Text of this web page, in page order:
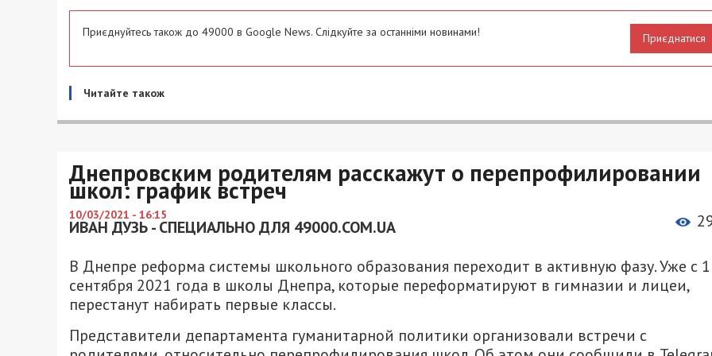
Приєднуйтесь також до 49000 в Google News. Слідкуйте за останніми новинами! Приєднатися
Читайте також
Днепровским родителям расскажут о перепрофилировании
школ: график встреч
10/03/2021 - 16:15
ИВАН ДУЗЬ - СПЕЦИАЛЬНО ДЛЯ 49000.COM.UA
В Днепре реформа системы школьного образования переходит в активную фазу. Уже с 1
сентября 2021 года в школы Днепра, которые переформатируют в гимназии и лицеи,
перестанут набирать первые классы.
Представители департамента гуманитарной политики организовали встречи с